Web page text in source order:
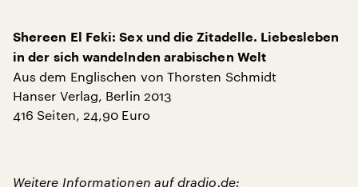
Shereen El Feki: Sex und die Zitadelle. Liebesleben
in der sich wandelnden arabischen Welt
Aus dem Englischen von Thorsten Schmidt
Hanser Verlag, Berlin 2013
416 Seiten, 24,90 Euro
Weitere Informationen auf dradio.de: